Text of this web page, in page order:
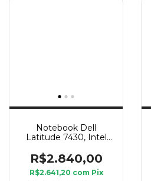
Notebook Dell
Latitude 7430, Intel
GB Ram, SSD 240 GB
R$2.840,00
R$2.641,20 com Pix